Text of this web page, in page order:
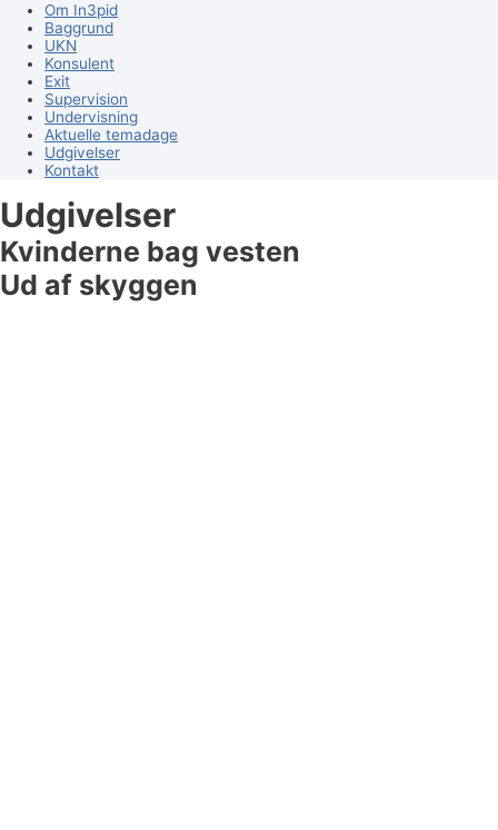
Om In3pid
Baggrund
UKN
Konsulent
Exit
Supervision
Undervisning
Aktuelle temadage
Udgivelser
Kontakt
Udgivelser
Kvinderne bag vesten
Ud af skyggen